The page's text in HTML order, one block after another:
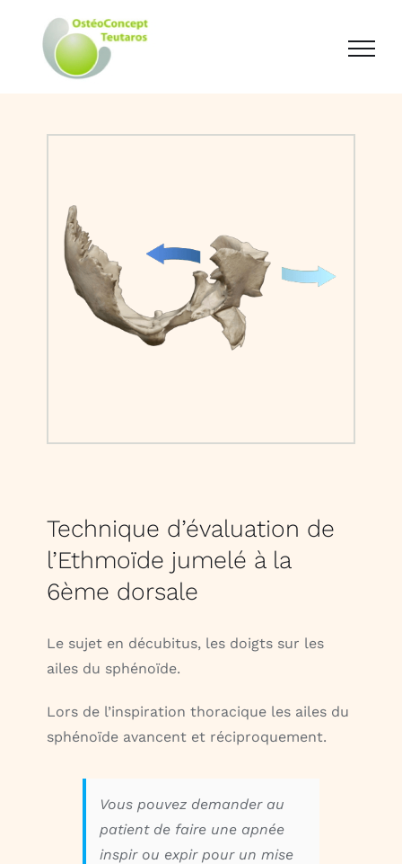
Technique d’évaluation de
l’Ethmoïde jumelé à la
6ème dorsale
Le sujet en décubitus, les doigts sur les
ailes du sphénoïde.
Lors de l’inspiration thoracique les ailes du
sphénoïde avancent et réciproquement.
Vous pouvez demander au
patient de faire une apnée
inspir ou expir pour un mise